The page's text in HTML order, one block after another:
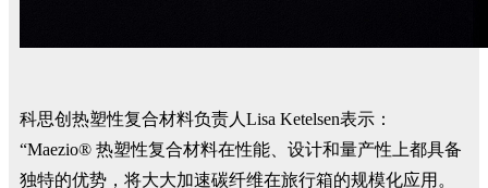
科思创热塑性复合材料负责人Lisa Ketelsen表示：
“Maezio® 热塑性复合材料在性能、设计和量产性上都具备
独特的优势，将大大加速碳纤维在旅行箱的规模化应用。